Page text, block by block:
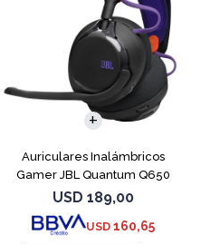
Auriculares Inalámbricos
Gamer JBL Quantum Q650
Negro
USD 189,00
USD 160,65